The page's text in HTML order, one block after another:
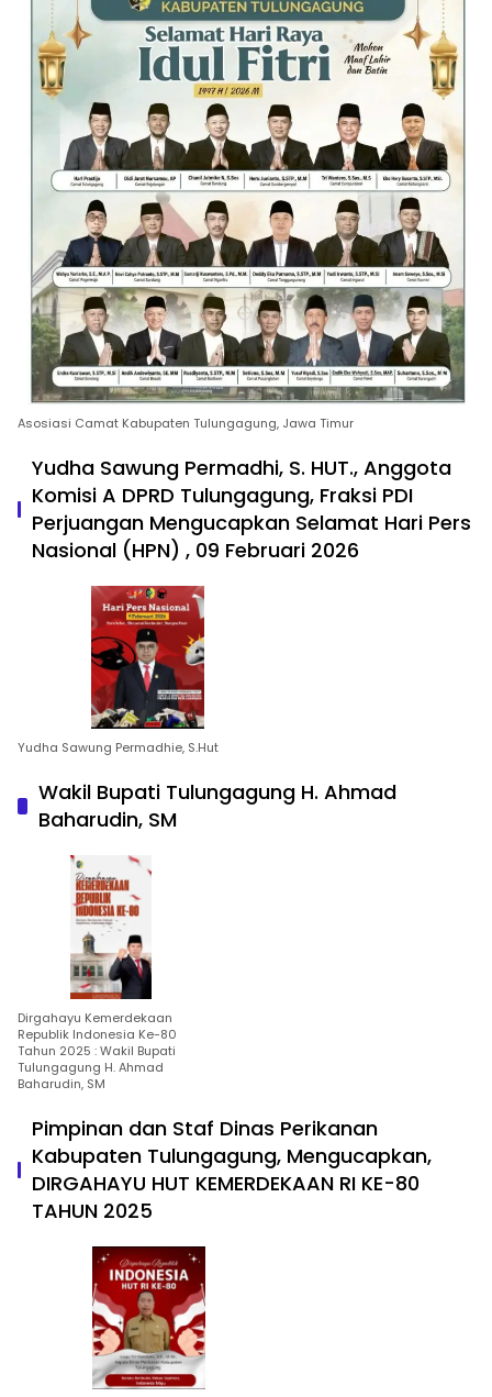
Asosiasi Camat Kabupaten Tulungagung, Jawa Timur
Yudha Sawung Permadhi, S. HUT., Anggota
Komisi A DPRD Tulungagung, Fraksi PDI
Perjuangan Mengucapkan Selamat Hari Pers
Nasional (HPN) , 09 Februari 2026
Yudha Sawung Permadhie, S.Hut
Wakil Bupati Tulungagung H. Ahmad
Baharudin, SM
Dirgahayu Kemerdekaan
Republik Indonesia Ke-80
Tahun 2025 : Wakil Bupati
Tulungagung H. Ahmad
Baharudin, SM
Pimpinan dan Staf Dinas Perikanan
Kabupaten Tulungagung, Mengucapkan,
DIRGAHAYU HUT KEMERDEKAAN RI KE-80
TAHUN 2025